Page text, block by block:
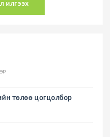
илгээх
төлөө цогцолбор